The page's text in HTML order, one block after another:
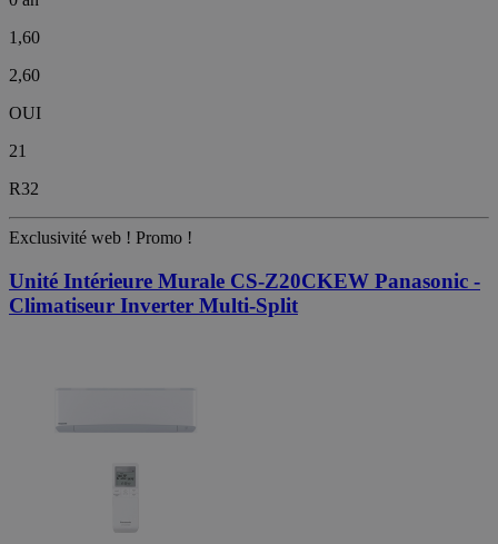
1,60
2,60
OUI
21
R32
Exclusivité web ! Promo !
Unité Intérieure Murale CS-Z20CKEW Panasonic -
Climatiseur Inverter Multi-Split